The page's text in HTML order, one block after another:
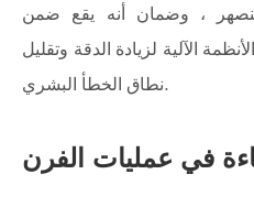
، وضمان أنه يقع ضمن
الآلية لزيادة الدقة وتقليل
نطاق الخطأ البشري.
في عمليات الفرن